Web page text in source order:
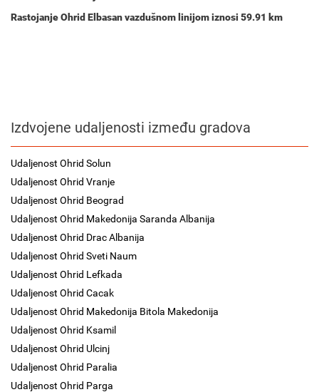
Rastojanje Ohrid Elbasan vazdušnom linijom iznosi 59.91 km
Izdvojene udaljenosti između gradova
Udaljenost Ohrid Solun
Udaljenost Ohrid Vranje
Udaljenost Ohrid Beograd
Udaljenost Ohrid Makedonija Saranda Albanija
Udaljenost Ohrid Drac Albanija
Udaljenost Ohrid Sveti Naum
Udaljenost Ohrid Lefkada
Udaljenost Ohrid Cacak
Udaljenost Ohrid Makedonija Bitola Makedonija
Udaljenost Ohrid Ksamil
Udaljenost Ohrid Ulcinj
Udaljenost Ohrid Paralia
Udaljenost Ohrid Parga